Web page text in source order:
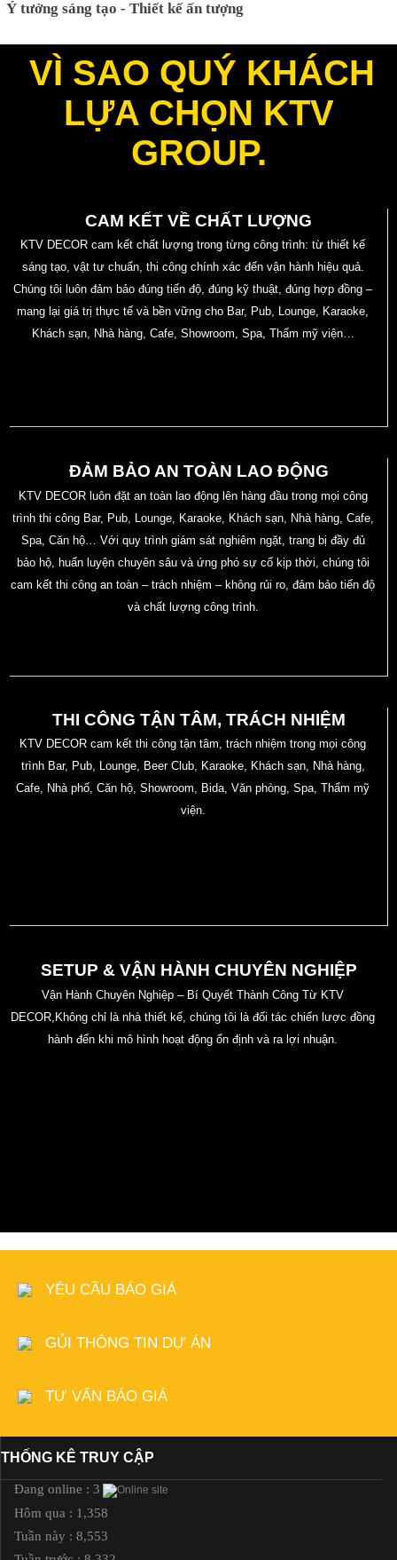
Ý tưởng sáng tạo - Thiết kế ấn tượng
VÌ SAO QUÝ KHÁCH
LỰA CHỌN KTV
GROUP.
CAM KẾT VỀ CHẤT LƯỢNG
KTV DECOR cam kết chất lượng trong từng công trình: từ thiết kế
sáng tạo, vật tư chuẩn, thi công chính xác đến vận hành hiệu quả.
Chúng tôi luôn đảm bảo đúng tiến độ, đúng kỹ thuật, đúng hợp đồng –
mang lại giá trị thực tế và bền vững cho Bar, Pub, Lounge, Karaoke,
Khách sạn, Nhà hàng, Cafe, Showroom, Spa, Thẩm mỹ viện…
ĐẢM BẢO AN TOÀN LAO ĐỘNG
KTV DECOR luôn đặt an toàn lao động lên hàng đầu trong mọi công
trình thi công Bar, Pub, Lounge, Karaoke, Khách sạn, Nhà hàng, Cafe,
Spa, Căn hộ… Với quy trình giám sát nghiêm ngặt, trang bị đầy đủ
bảo hộ, huấn luyện chuyên sâu và ứng phó sự cố kịp thời, chúng tôi
cam kết thi công an toàn – trách nhiệm – không rủi ro, đảm bảo tiến độ
và chất lượng công trình.
THI CÔNG TẬN TÂM, TRÁCH NHIỆM
KTV DECOR cam kết thi công tận tâm, trách nhiệm trong mọi công
trình Bar, Pub, Lounge, Beer Club, Karaoke, Khách sạn, Nhà hàng,
Cafe, Nhà phố, Căn hộ, Showroom, Bida, Văn phòng, Spa, Thẩm mỹ
viện.
SETUP & VẬN HÀNH CHUYÊN NGHIỆP
Vận Hành Chuyên Nghiệp – Bí Quyết Thành Công Từ KTV
DECOR,Không chỉ là nhà thiết kế, chúng tôi là đối tác chiến lược đồng
hành đến khi mô hình hoạt động ổn định và ra lợi nhuận.
YÊU CẦU BÁO GIÁ
GỦI THÔNG TIN DỰ ÁN
TƯ VẤN BÁO GIÁ
THỐNG KÊ TRUY CẬP
Đang online : 3
Hôm qua : 1,358
Tuần này : 8,553